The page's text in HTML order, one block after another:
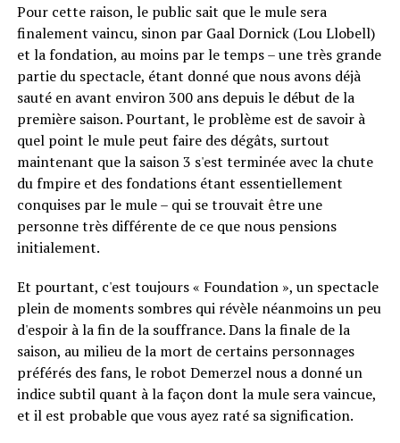
Pour cette raison, le public sait que le mule sera
finalement vaincu, sinon par Gaal Dornick (Lou Llobell)
et la fondation, au moins par le temps – une très grande
partie du spectacle, étant donné que nous avons déjà
sauté en avant environ 300 ans depuis le début de la
première saison. Pourtant, le problème est de savoir à
quel point le mule peut faire des dégâts, surtout
maintenant que la saison 3 s'est terminée avec la chute
du fmpire et des fondations étant essentiellement
conquises par le mule – qui se trouvait être une
personne très différente de ce que nous pensions
initialement.
Et pourtant, c'est toujours « Foundation », un spectacle
plein de moments sombres qui révèle néanmoins un peu
d'espoir à la fin de la souffrance. Dans la finale de la
saison, au milieu de la mort de certains personnages
préférés des fans, le robot Demerzel nous a donné un
indice subtil quant à la façon dont la mule sera vaincue,
et il est probable que vous ayez raté sa signification.